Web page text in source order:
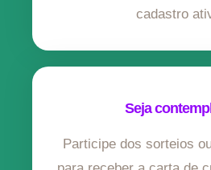
cadastro
Seja
Participe dos sorteios